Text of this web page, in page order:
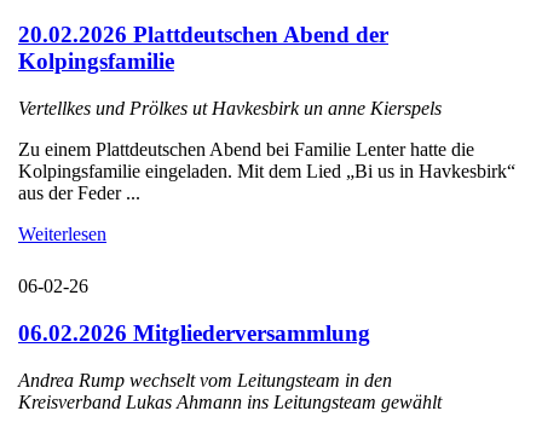
20.02.2026 Plattdeutschen Abend der
Kolpingsfamilie
Vertellkes und Prölkes ut Havkesbirk un anne Kierspels
Zu einem Plattdeutschen Abend bei Familie Lenter hatte die
Kolpingsfamilie eingeladen. Mit dem Lied „Bi us in Havkesbirk“
aus der Feder ...
Weiterlesen
06-02-26
06.02.2026 Mitgliederversammlung
Andrea Rump wechselt vom Leitungsteam in den
Kreisverband Lukas Ahmann ins Leitungsteam gewählt